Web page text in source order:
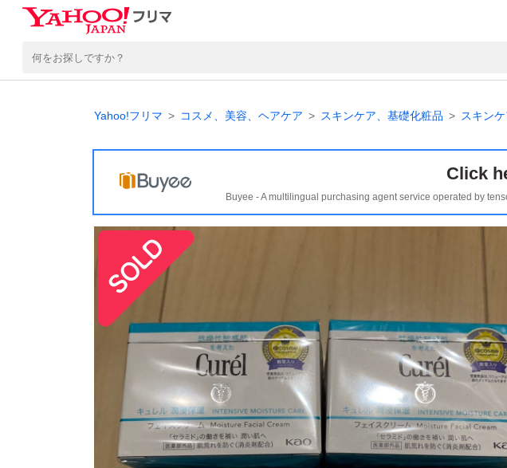
Yahoo!フリマ コスメ、美容、ヘアケア スキンケア、基礎化粧品 スキン
Click
Buyee - A multilingual purchasing agent service operated by